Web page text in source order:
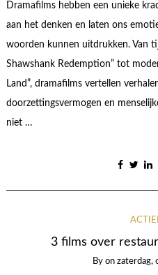
Dramafilms hebben een unieke
aan het denken en laten ons
woorden kunnen uitdrukken. Van
Shawshank Redemption” tot
Land”, dramafilms vertellen
doorzettingsvermogen en
niet …
3 films over
By on zaterdag,